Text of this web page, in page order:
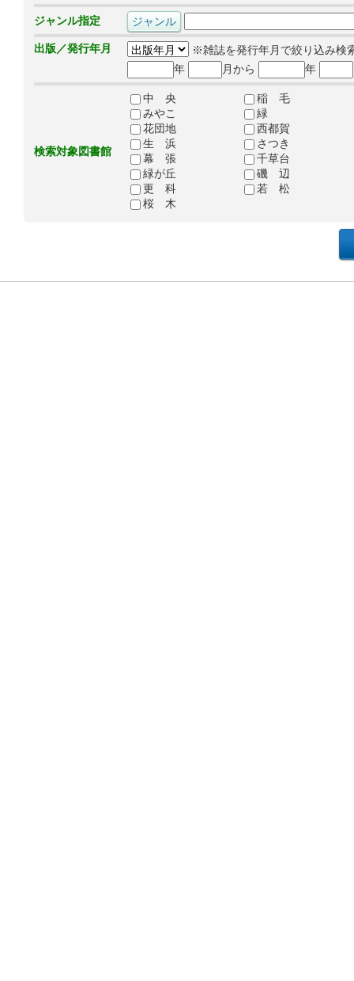
ジャンル指定
出版／発行年月
※雑誌を発行年月で絞り込み検
年
月から 年
検索対象図書館
中 央
稲 毛
みやこ
緑
花団地
西都賀
生 浜
さつき
幕 張
千草台
緑が丘
磯 辺
更 科
若 松
桜 木